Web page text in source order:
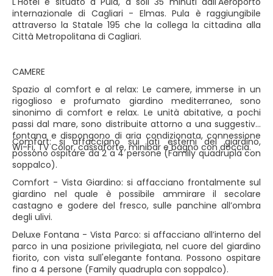
internazionale di Cagliari - Elmas. Pula è raggiungibile
attraverso la Statale 195 che la collega la cittadina alla
Città Metropolitana di Cagliari.
CAMERE
Spazio al comfort e al relax: Le camere, immerse in un
rigoglioso e profumato giardino mediterraneo, sono
sinonimo di comfort e relax. Le unità abitative, a pochi
passi dal mare, sono distribuite attorno a una suggestiva
fontana e dispongono di aria condizionata, connessione
Wi-Fi, TV Color, cassaforte, minibar e bagno con doccia.
Comfort: si affacciano sui lati esterni del giardino,
possono ospitare da 2 a 4 persone (Family quadrupla con
soppalco).
Comfort - Vista Giardino: si affacciano frontalmente sul
giardino nel quale è possibile ammirare il secolare
castagno e godere del fresco, sulle panchine all’ombra
degli ulivi.
Deluxe Fontana - Vista Parco: si affacciano all’interno del
parco in una posizione privilegiata, nel cuore del giardino
fiorito, con vista sull'elegante fontana. Possono ospitare
fino a 4 persone (Family quadrupla con soppalco).